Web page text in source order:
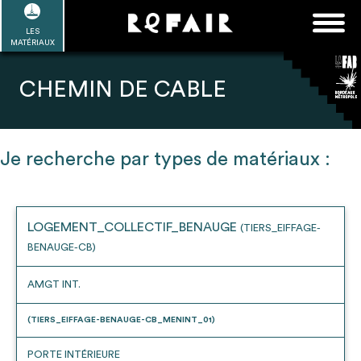
Passer
contenu
LES
MATÉRIAUX
EN SAVOIR PLUS
FAQ
Rechercher :
Refair mode d'emploi
1
Une fois connnecté, Télécharger les
CHEMIN DE CABLE
Je recherche par types de matériaux :
LOGEMENT_COLLECTIF_BENAUGE (TIERS_EIFFAGE-
BENAUGE-CB)
AMGT INT.
(TIERS_EIFFAGE-BENAUGE-CB_MENINT_01)
PORTE INTÉRIEURE